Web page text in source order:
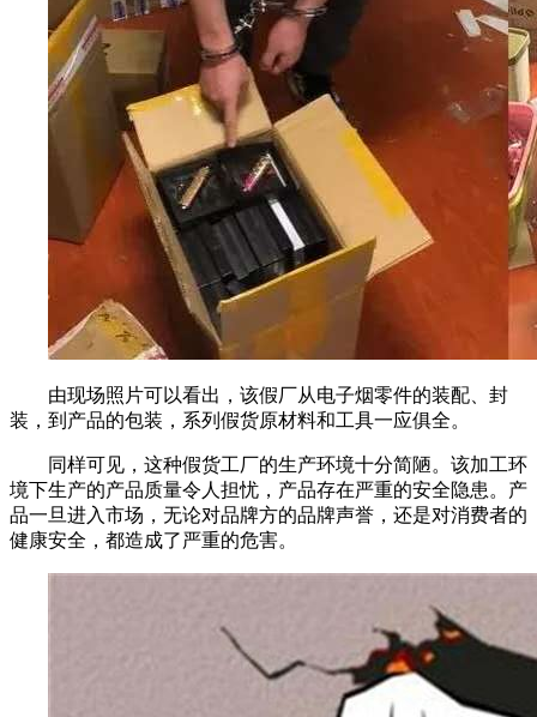
由现场照片可以看出，该假厂从电子烟零件的装配、封
装，到产品的包装，系列假货原材料和工具一应俱全。
同样可见，这种假货工厂的生产环境十分简陋。该加工环
境下生产的产品质量令人担忧，产品存在严重的安全隐患。产
品一旦进入市场，无论对品牌方的品牌声誉，还是对消费者的
健康安全，都造成了严重的危害。